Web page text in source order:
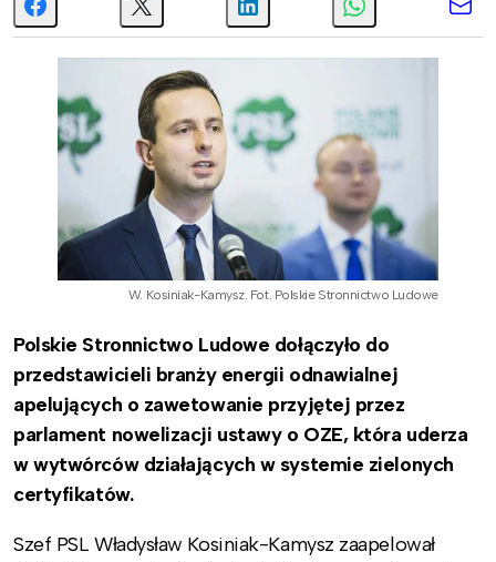
W. Kosiniak-Kamysz. Fot. Polskie Stronnictwo Ludowe
Polskie Stronnictwo Ludowe dołączyło do
przedstawicieli branży energii odnawialnej
apelujących o zawetowanie przyjętej przez
parlament nowelizacji ustawy o OZE, która uderza
w wytwórców działających w systemie zielonych
certyfikatów.
Szef PSL Władysław Kosiniak-Kamysz zaapelował